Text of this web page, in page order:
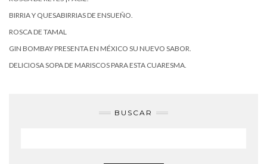
BIRRIA Y QUESABIRRIAS DE ENSUEÑO.
ROSCA DE TAMAL
GIN BOMBAY PRESENTA EN MÉXICO SU NUEVO SABOR.
DELICIOSA SOPA DE MARISCOS PARA ESTA CUARESMA.
BUSCAR